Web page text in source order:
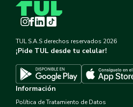
Instagram
Facebook
LinkedInTikTok
TUL S.A.S derechos reservados 2026
¡Pide TUL desde tu celular!
Descargar TUL en Google Play
Información
Política de Tratamiento de Datos